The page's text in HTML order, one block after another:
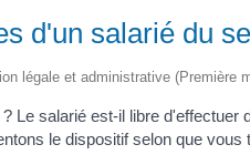
d'un salarié du
légale et administrative (Première
Le salarié est-il libre
le dispositif selon que